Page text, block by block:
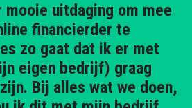
mooie uitdaging om mee
financierder te
zo gaat dat ik er met
eigen bedrijf) graag
Bij alles wat we doen,